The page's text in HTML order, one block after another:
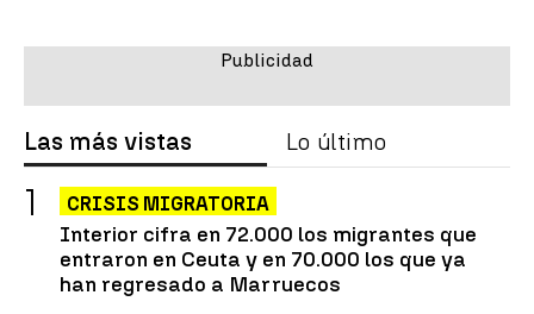
Las más vistas Lo último
CRISIS MIGRATORIA
Interior cifra en 72.000 los migrantes que
entraron en Ceuta y en 70.000 los que ya
han regresado a Marruecos